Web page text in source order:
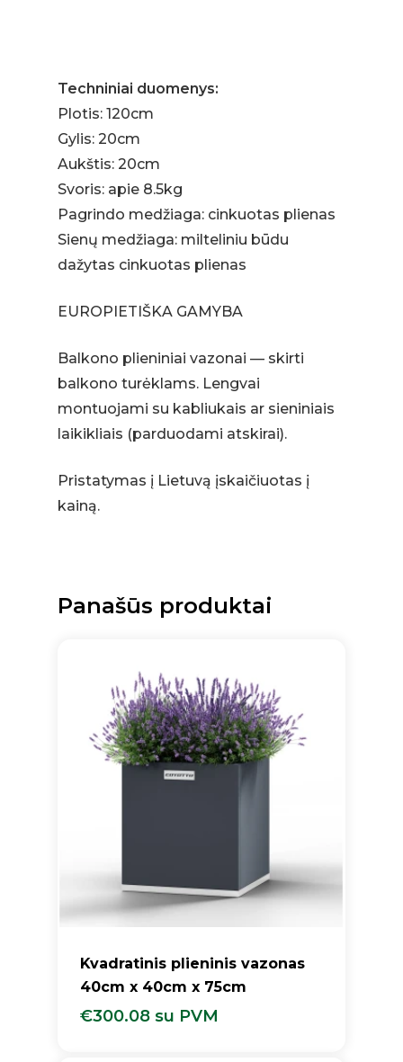
Techniniai duomenys:
Plotis: 120cm
Gylis: 20cm
Aukštis: 20cm
Svoris: apie 8.5kg
Pagrindo medžiaga: cinkuotas plienas
Sienų medžiaga: milteliniu būdu
dažytas cinkuotas plienas
EUROPIETIŠKA GAMYBA
Balkono plieniniai vazonai — skirti
balkono turėklams. Lengvai
montuojami su kabliukais ar sieniniais
laikikliais (parduodami atskirai).
Pristatymas į Lietuvą įskaičiuotas į
kainą.
Panašūs produktai
Kvadratinis plieninis vazonas
40cm x 40cm x 75cm
€300.08 su PVM